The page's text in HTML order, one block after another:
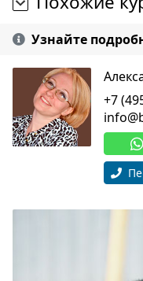
Узнайте
+7